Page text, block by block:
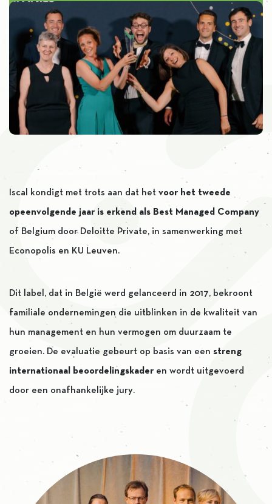
Iscal kondigt met trots aan dat het voor het tweede
opeenvolgende jaar is erkend als Best Managed Company
of Belgium door Deloitte Private, in samenwerking met
Econopolis en KU Leuven.
Dit label, dat in België werd gelanceerd in 2017, bekroont
familiale ondernemingen die uitblinken in de kwaliteit van
hun management en hun vermogen om duurzaam te
groeien. De evaluatie gebeurt op basis van een streng
internationaal beoordelingskader en wordt uitgevoerd
door een onafhankelijke jury.